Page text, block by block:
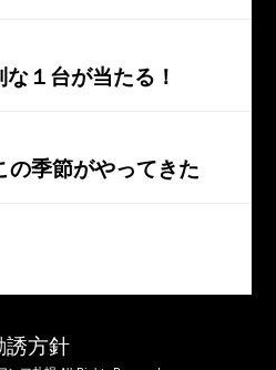
な１台が当たる！
の季節がやってきた
誘方針